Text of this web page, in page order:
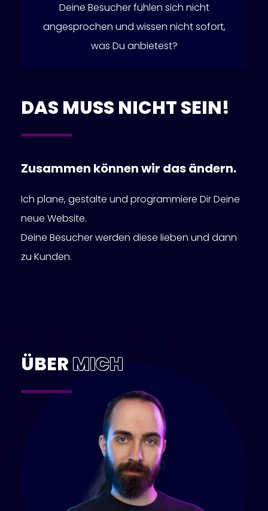
Deine Besucher fühlen sich nicht
angesprochen und wissen nicht sofort,
was Du anbietest?
DAS MUSS NICHT SEIN!
Zusammen können wir das ändern.
Ich plane, gestalte und programmiere Dir Deine
neue Website.
Deine Besucher werden diese lieben und dann
zu Kunden.
ÜBERMICH